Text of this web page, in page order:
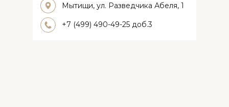
Мытищи, ул. Разведчика Абеля, 1
+7 (499) 490-49-25 доб.3